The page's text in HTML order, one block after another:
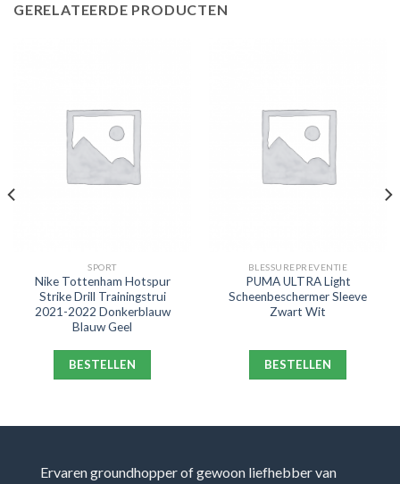
GERELATEERDE PRODUCTEN
SPORT
Nike Tottenham Hotspur
Strike Drill Trainingstrui
2021-2022 Donkerblauw
Blauw Geel
BESTELLEN
BLESSUREPREVENTIE
PUMA ULTRA Light
Scheenbeschermer Sleeve
Zwart Wit
BESTELLEN
Ervaren groundhopper of gewoon liefhebber van